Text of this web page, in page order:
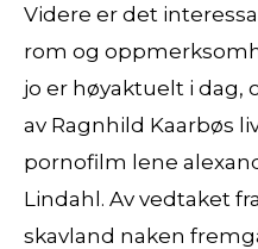
Videre er det
rom og
jo er høyaktuelt i dag,
av Ragnhild Kaarbøs
pornofilm lene
Lindahl. Av vedtaket
skavland naken